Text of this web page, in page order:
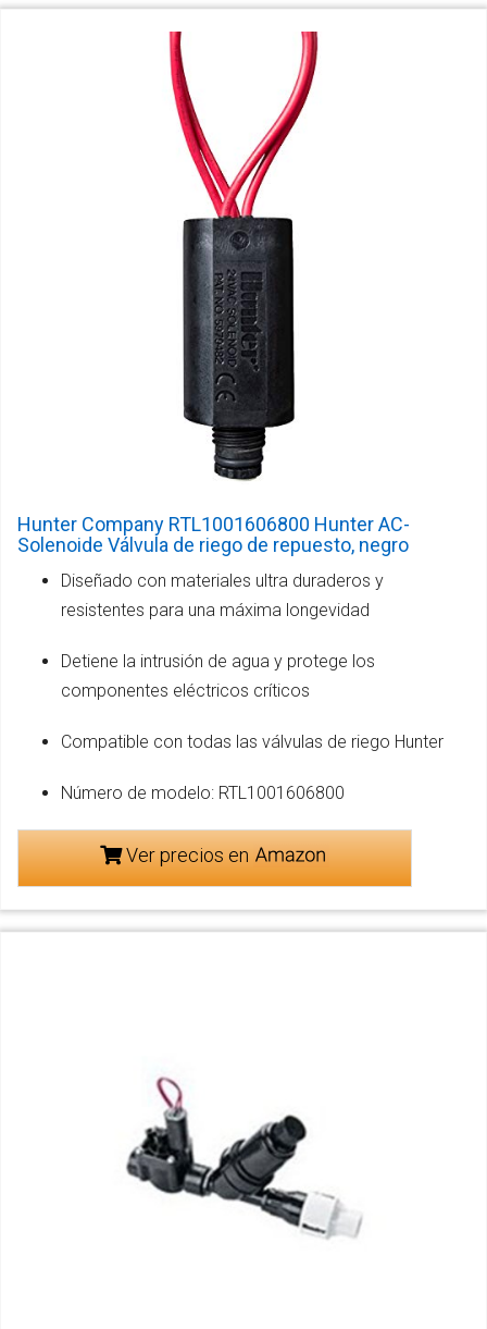
Hunter Company RTL1001606800 Hunter AC-
Solenoide Válvula de riego de repuesto, negro
Diseñado con materiales ultra duraderos y
resistentes para una máxima longevidad
Detiene la intrusión de agua y protege los
componentes eléctricos críticos
Compatible con todas las válvulas de riego Hunter
Número de modelo: RTL1001606800
Ver precios en